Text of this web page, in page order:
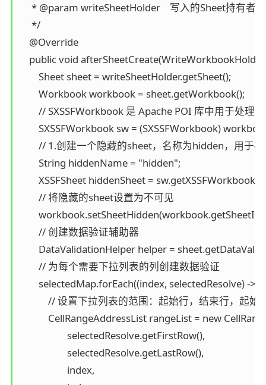
     * @param writeSheetHolder    写入的Sheet持有者。
     */
    @Override
public void
        Sheet sheet = writeSheetHolder.getSheet();
        Workbook workbook = sheet.getWorkbook();
// SXSSFWorkbook 是 Apache POI 库中用于处
SXSSFWorkbook sw = (SXSSFWorkbook)
// 1.创建一个隐藏的sheet，名称为hidden，用于
        String hiddenName = "hidden";
XSSFSheet hiddenSheet =
        // 将隐藏的sheet设置为不可见
        // 创建数据验证辅助器
DataValidationHelper helper =
        // 为每个需要下拉列表的列创建数据验证
        selectedMap.forEach((index, selectedResolve) -> {
// 设置下拉列表的范围：起始行，结束行，起
CellRangeAddressList rangeList = new
                    selectedResolve.getFirstRow(),
                    selectedResolve.getLastRow(),
                    index,